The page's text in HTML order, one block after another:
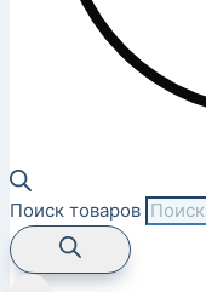
Поиск товаров